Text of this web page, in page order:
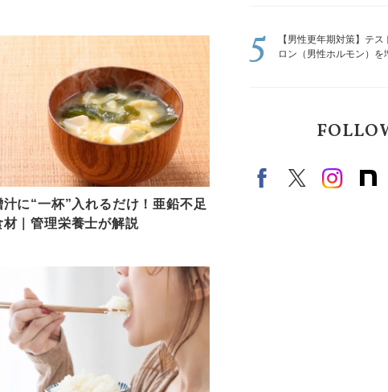
に“一杯”入れるだけ！亜鉛不足
材｜管理栄養士が解説
【男性更年期対策】テス
ロン（男性ホルモン）を
5
FacebookX（旧twitter）